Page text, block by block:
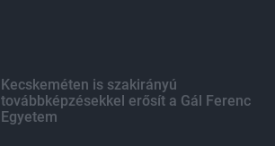
Kecskeméten is szakirányú
továbbképzésekkel erősít a Gál Ferenc
Egyetem